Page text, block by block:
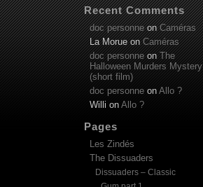
Recent Comments
doc personneonCaméras
La MorueonCaméras
doc personneonThe
Halloween Murders Mystery
(short film)
doc personne on Allo ?
Willi on Allo ?
Pages
Les Zindés
The Dissuaders
Dissuaders – Classic